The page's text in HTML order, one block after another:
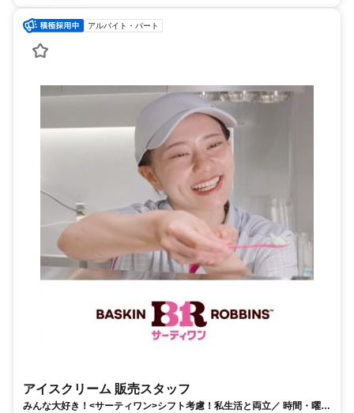
アルバイト・パート
アイスクリーム 販売スタッフ
みんな大好き！<サーティワン>シフト考慮！私生活と両立／ 時間・曜日